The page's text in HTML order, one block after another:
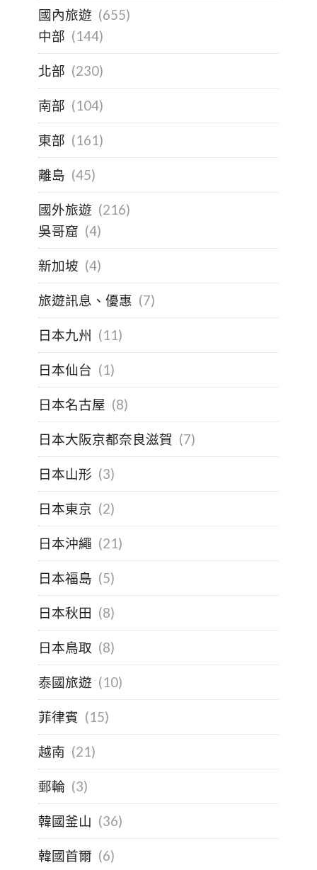
國內旅遊 (655)
中部 (144)
北部 (230)
南部 (104)
東部 (161)
離島 (45)
國外旅遊 (216)
吳哥窟 (4)
新加坡 (4)
旅遊訊息、優惠 (7)
日本九州 (11)
日本仙台 (1)
日本名古屋 (8)
日本大阪京都奈良滋賀 (7)
日本山形 (3)
日本東京 (2)
日本沖繩 (21)
日本福島 (5)
日本秋田 (8)
日本鳥取 (8)
泰國旅遊 (10)
菲律賓 (15)
越南 (21)
郵輪 (3)
韓國釜山 (36)
韓國首爾 (6)